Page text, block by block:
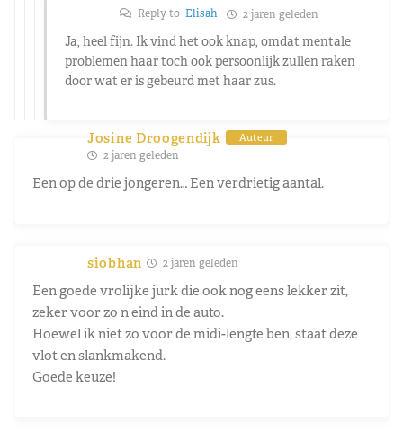
Reply to Elisah 2 jaren geleden
Ja, heel fijn. Ik vind het ook knap, omdat mentale
problemen haar toch ook persoonlijk zullen raken
door wat er is gebeurd met haar zus.
Josine Droogendijk Auteur
2 jaren geleden
Een op de drie jongeren… Een verdrietig aantal.
siobhan 2 jaren geleden
Een goede vrolijke jurk die ook nog eens lekker zit,
zeker voor zo n eind in de auto.
Hoewel ik niet zo voor de midi-lengte ben, staat deze
vlot en slankmakend.
Goede keuze!